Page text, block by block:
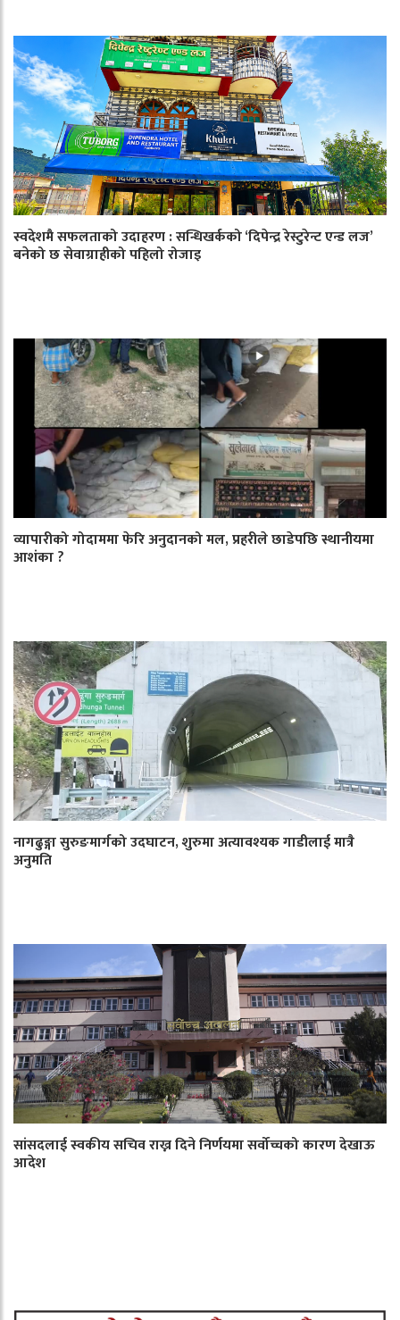
स्वदेशमै सफलताको उदाहरण : सन्धिखर्कको ‘दिपेन्द्र रेस्टुरेन्ट एन्ड लज’
बनेको छ सेवाग्राहीको पहिलो रोजाइ
व्यापारीको गोदाममा फेरि अनुदानको मल, प्रहरीले छाडेपछि स्थानीयमा
आशंका ?
नागढुङ्गा सुरुङमार्गको उदघाटन, शुरुमा अत्यावश्यक गाडीलाई मात्रै
अनुमति
सांसदलाई स्वकीय सचिव राख्न दिने निर्णयमा सर्वोच्चको कारण देखाऊ
आदेश